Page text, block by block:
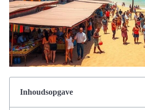
Inhoudsopgave